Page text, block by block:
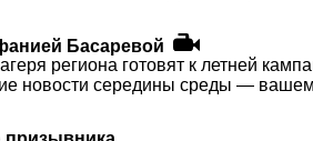
Басаревой
региона готовят к летней
новости середины среды —